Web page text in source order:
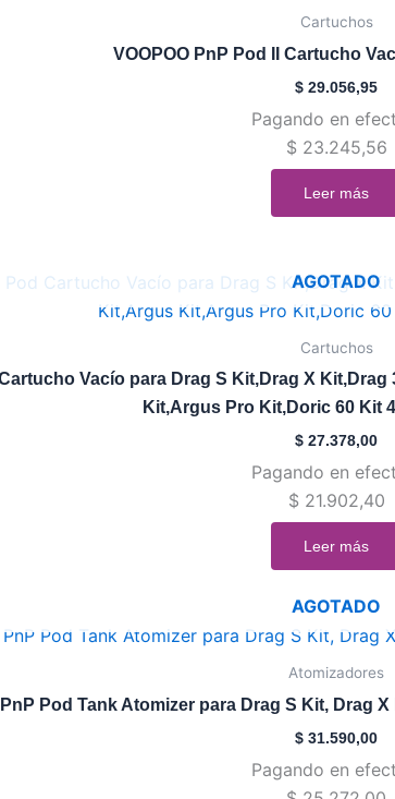
Cartuchos
VOOPOO PnP Pod II Cartucho
$ 29.056,95
Pagando en
$ 23.245,56
Leer más
AGOTADO
Cartuchos
Vacío para Drag S Kit,Drag X
Kit,Argus Pro Kit,Doric 60 Kit
$ 27.378,00
Pagando en
$ 21.902,40
Leer más
AGOTADO
Atomizadores
Pod Tank Atomizer para Drag S Kit, Drag
$ 31.590,00
Pagando en
Este
Las